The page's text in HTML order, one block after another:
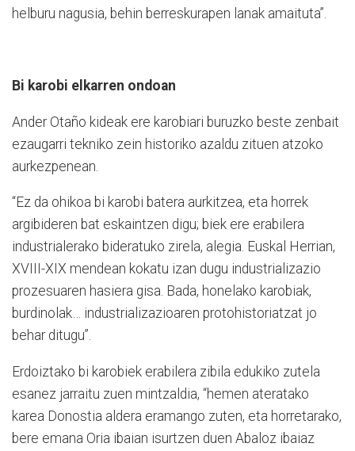
helburu nagusia, behin berreskurapen lanak amaituta”.
Bi karobi elkarren ondoan
Ander Otaño kideak ere karobiari buruzko beste zenbait
ezaugarri tekniko zein historiko azaldu zituen atzoko
aurkezpenean.
“Ez da ohikoa bi karobi batera aurkitzea, eta horrek
argibideren bat eskaintzen digu; biek ere erabilera
industrialerako bideratuko zirela, alegia. Euskal Herrian,
XVIII-XIX mendean kokatu izan dugu industrializazio
prozesuaren hasiera gisa. Bada, honelako karobiak,
burdinolak… industrializazioaren protohistoriatzat jo
behar ditugu”.
Erdoiztako bi karobiek erabilera zibila edukiko zutela
esanez jarraitu zuen mintzaldia, “hemen ateratako
karea Donostia aldera eramango zuten, eta horretarako,
bere emana Oria ibaian isurtzen duen Abaloz ibaiaz